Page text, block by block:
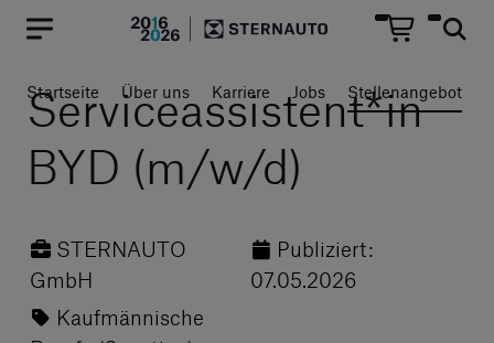
Hauptregion der Seite
Startseite Über uns Karriere Jobs Stellenangebot
Serviceassistent*in
BYD (m/w/d)
STERNAUTO
GmbH
Kaufmännische
Publiziert:
07.05.2026